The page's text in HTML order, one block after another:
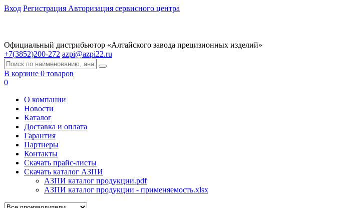
Вход Регистрация Авторизация сервисного центра
Официальный дистрибьютор «Алтайского завода прецизионных изделий»
+7(3852)200-272 azpi@azpi22.ru
В корзине 0 товаров
0
О компании
Новости
Каталог
Доставка и оплата
Гарантия
Партнеры
Контакты
Скачать прайс-листы
Скачать каталог АЗПИ
АЗПИ каталог продукции.pdf
АЗПИ каталог продукции - применяемость.xlsx